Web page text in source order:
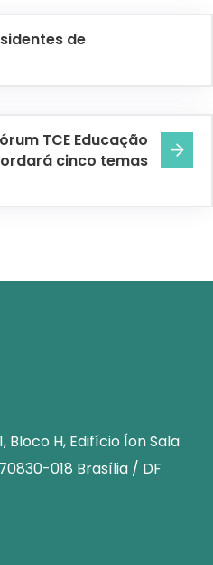
de
TCE Educação
cinco temas
Bloco H, Edifício Íon Sala
018 Brasília / DF